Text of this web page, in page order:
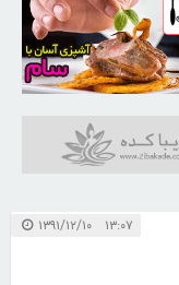
۱۳:۰۷ ۱۳۹۱/۱۲/۱۰